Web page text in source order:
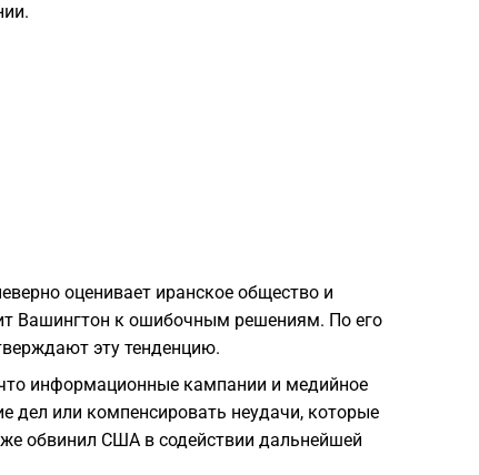
оценивает иранское общество и
Вашингтон к ошибочным решениям. По его
эту тенденцию.
информационные кампании и медийное
дел или компенсировать неудачи, которые
обвинил США в содействии дальнейшей